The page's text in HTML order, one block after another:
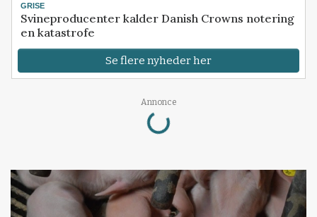
GRISE
Svineproducenter kalder Danish Crowns notering
en katastrofe
Se flere nyheder her
Annonce
Loading...